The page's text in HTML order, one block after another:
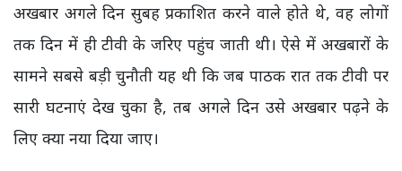
अखबार अगले दिन सुबह प्रकाशित करने वाले होते थे, वह लोगों
तक दिन में ही टीवी के जरिए पहुंच जाती थी। ऐसे में अखबारों के
सामने सबसे बड़ी चुनौती यह थी कि जब पाठक रात तक टीवी पर
सारी घटनाएं देख चुका है, तब अगले दिन उसे अखबार पढ़ने के
लिए क्या नया दिया जाए।